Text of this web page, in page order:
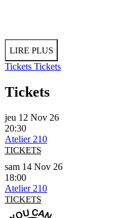
LIRE PLUS
Tickets Tickets
Tickets
jeu 12 Nov 26
20:30
Atelier 210
TICKETS
sam 14 Nov 26
18:00
Atelier 210
TICKETS